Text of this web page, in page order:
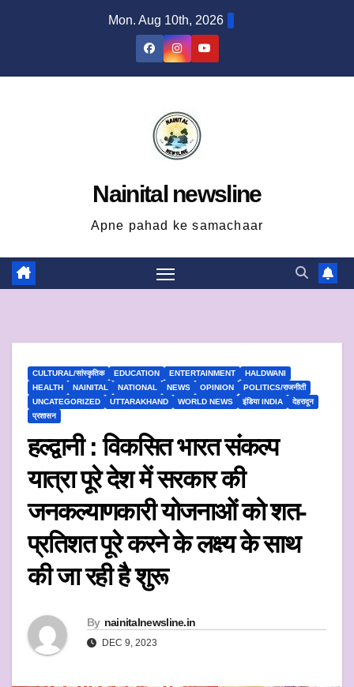
Mon. Aug 10th, 2026
Nainital newsline
Apne pahad ke samachaar
CULTURAL/सांस्कृतिक EDUCATION ENTERTAINMENT
HALDWANI
HEALTH
NAINITAL NATIONAL NEWS OPINION
POLITICS/राजनीती
UNCATEGORIZED
UTTARAKHAND WORLD NEWS इंडिया INDIA
देहरादून
प्रशासन
हल्द्वानी : विकसित भारत संकल्प
यात्रा पूरे देश में सरकार की
जनकल्याणकारी योजनाओं को शत-
प्रतिशत पूरे करने के लक्ष्य के साथ
की जा रही है शुरू
By nainitalnewsline.in
DEC 9, 2023